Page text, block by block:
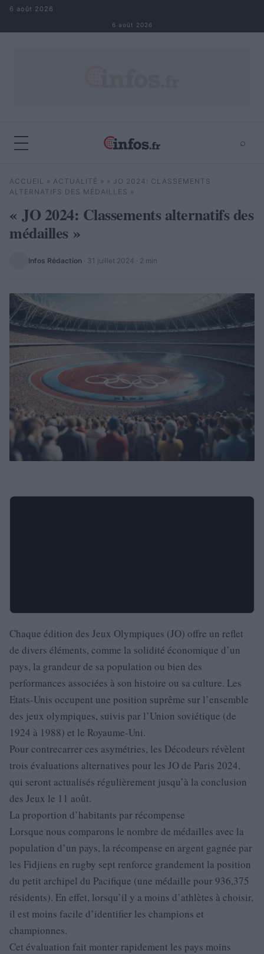
Aller au contenu
6 août 2026
6 août 2026
⌕
Rechercher
ACCUEIL » ACTUALITÉ » « JO 2024: CLASSEMENTS
ALTERNATIFS DES MÉDAILLES »
« JO 2024: Classements alternatifs des
médailles »
Infos Rédaction · 31 juillet 2024 · 2 min
Chaque édition des Jeux Olympiques (JO) offre un reflet
de divers éléments, comme la solidité économique d’un
pays, la grandeur de sa population ou bien des
performances associées à son histoire ou sa culture. Les
Etats-Unis occupent une position suprême sur l’ensemble
des jeux olympiques, suivis par l’Union soviétique (de
1924 à 1988) et le Royaume-Uni.
Pour contrecarrer ces asymétries, les Décodeurs révèlent
trois évaluations alternatives pour les JO de Paris 2024,
qui seront actualisés régulièrement jusqu’à la conclusion
des Jeux le 11 août.
La proportion d’habitants par récompense
Lorsque nous comparons le nombre de médailles avec la
population d’un pays, la récompense en argent gagnée par
les Fidjiens en rugby sept renforce grandement la position
du petit archipel du Pacifique (une médaille pour 936,375
résidents). En effet, lorsqu’il y a moins d’athlètes à choisir,
il est moins facile d’identifier les champions et
championnes.
Cet évaluation fait monter rapidement les pays moins